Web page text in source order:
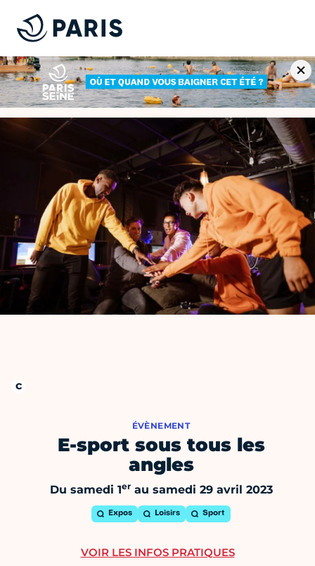
ÉVÈNEMENT
E-sport sous tous les
angles
Du samedi 1erau samedi 29 avril 2023
Expos Loisirs Sport
VOIR LES INFOS PRATIQUES